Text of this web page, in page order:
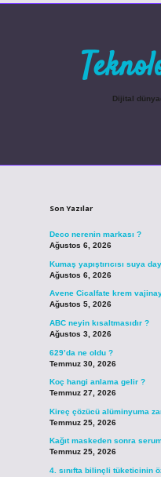
Dijital
Son Yazılar
Deco nerenin markası ?
Ağustos 6, 2026
Kumaş yapıştırıcısı suya
Ağustos 6, 2026
Avene Cicalfate krem
Ağustos 5, 2026
ABC neyin kısaltmasıdır ?
Ağustos 3, 2026
629’da ne oldu ?
Temmuz 30, 2026
Koç hangi anlama gelir ?
Temmuz 27, 2026
Kireç çözücü alüminyuma
Temmuz 25, 2026
Kağıt maskeden sonra
Temmuz 25, 2026
4. sınıfta bilinçli tüketicinin